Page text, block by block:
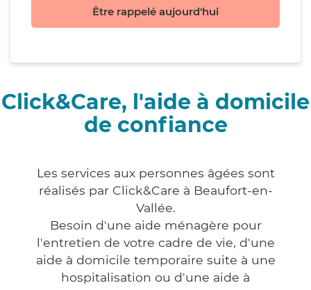
Être rappelé aujourd'hui
Click&Care, l'aide à domicile
de confiance
Les services aux personnes âgées sont
réalisés par Click&Care à Beaufort-en-
Vallée.
Besoin d'une aide ménagère pour
l'entretien de votre cadre de vie, d'une
aide à domicile temporaire suite à une
hospitalisation ou d'une aide à